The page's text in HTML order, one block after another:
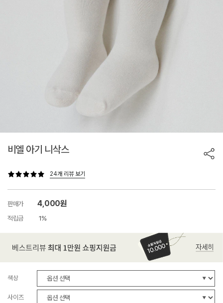
비엘 아기 니삭스
24개 리뷰 보기
판매가 4,000원
적립금 1%
색상
사이즈